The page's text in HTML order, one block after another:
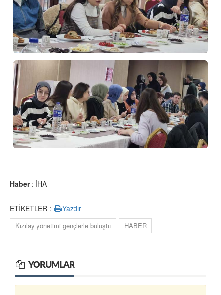
Haber: İHA
ETİKETLER : Yazdır
Kızılay yönetimi gençlerle buluştu HABER
YORUMLAR